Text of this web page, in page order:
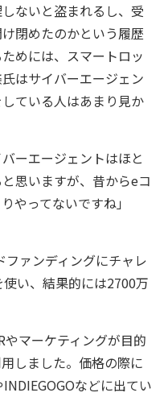
ないと盗まれるし、受
閉めたのかという履歴
めには、スマートロッ
はサイバーエージェン
ている人はあまり見か
ーエージェントはほと
思いますが、昔からeコ
やってないですね」
ァンディングにチャレ
い、結果的には2700万
マーケティングが目的
しました。価格の際に
などに出てい